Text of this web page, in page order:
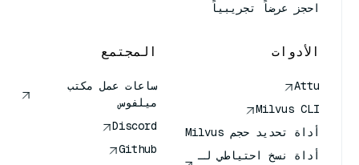
احجز عرضاً تجريبياً
الأدوات
Attu
Milvus CLI
أداة تحديد حجم Milvus
أداة نسخ احتياطي لـ
المجتمع
ساعات عمل مكتب
ميلفوس
Discord
Github